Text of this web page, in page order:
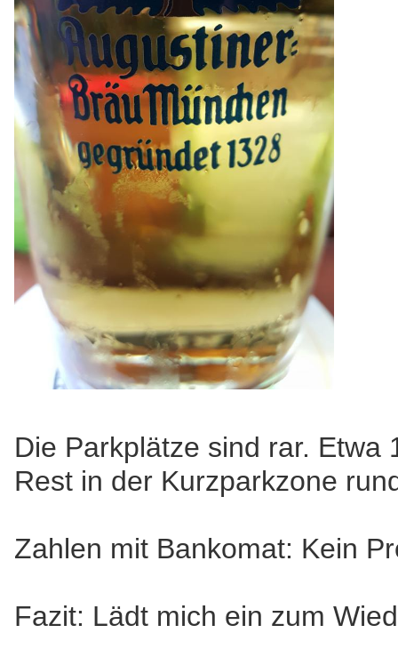
Die Parkplätze sind rar. Etwa
Rest in der Kurzparkzone
Zahlen mit Bankomat: Kein
Fazit: Lädt mich ein zum